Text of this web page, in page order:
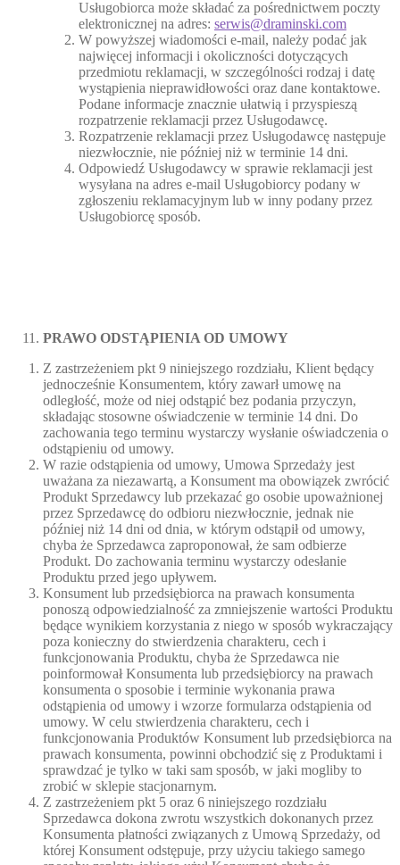
Usługobiorca może składać za pośrednictwem poczty
elektronicznej na adres: serwis@draminski.com
W powyższej wiadomości e-mail, należy podać jak
najwięcej informacji i okoliczności dotyczących
przedmiotu reklamacji, w szczególności rodzaj i datę
wystąpienia nieprawidłowości oraz dane kontaktowe.
Podane informacje znacznie ułatwią i przyspieszą
rozpatrzenie reklamacji przez Usługodawcę.
Rozpatrzenie reklamacji przez Usługodawcę następuje
niezwłocznie, nie później niż w terminie 14 dni.
Odpowiedź Usługodawcy w sprawie reklamacji jest
wysyłana na adres e-mail Usługobiorcy podany w
zgłoszeniu reklamacyjnym lub w inny podany przez
Usługobiorcę sposób.
PRAWO ODSTĄPIENIA OD UMOWY
Z zastrzeżeniem pkt 9 niniejszego rozdziału, Klient będący
jednocześnie Konsumentem, który zawarł umowę na
odległość, może od niej odstąpić bez podania przyczyn,
składając stosowne oświadczenie w terminie 14 dni. Do
zachowania tego terminu wystarczy wysłanie oświadczenia o
odstąpieniu od umowy.
W razie odstąpienia od umowy, Umowa Sprzedaży jest
uważana za niezawartą, a Konsument ma obowiązek zwrócić
Produkt Sprzedawcy lub przekazać go osobie upoważnionej
przez Sprzedawcę do odbioru niezwłocznie, jednak nie
później niż 14 dni od dnia, w którym odstąpił od umowy,
chyba że Sprzedawca zaproponował, że sam odbierze
Produkt. Do zachowania terminu wystarczy odesłanie
Produktu przed jego upływem.
Konsument lub przedsiębiorca na prawach konsumenta
ponoszą odpowiedzialność za zmniejszenie wartości Produktu
będące wynikiem korzystania z niego w sposób wykraczający
poza konieczny do stwierdzenia charakteru, cech i
funkcjonowania Produktu, chyba że Sprzedawca nie
poinformował Konsumenta lub przedsiębiorcy na prawach
konsumenta o sposobie i terminie wykonania prawa
odstąpienia od umowy i wzorze formularza odstąpienia od
umowy. W celu stwierdzenia charakteru, cech i
funkcjonowania Produktów Konsument lub przedsiębiorca na
prawach konsumenta, powinni obchodzić się z Produktami i
sprawdzać je tylko w taki sam sposób, w jaki mogliby to
zrobić w sklepie stacjonarnym.
Z zastrzeżeniem pkt 5 oraz 6 niniejszego rozdziału
Sprzedawca dokona zwrotu wszystkich dokonanych przez
Konsumenta płatności związanych z Umową Sprzedaży, od
której Konsument odstępuje, przy użyciu takiego samego